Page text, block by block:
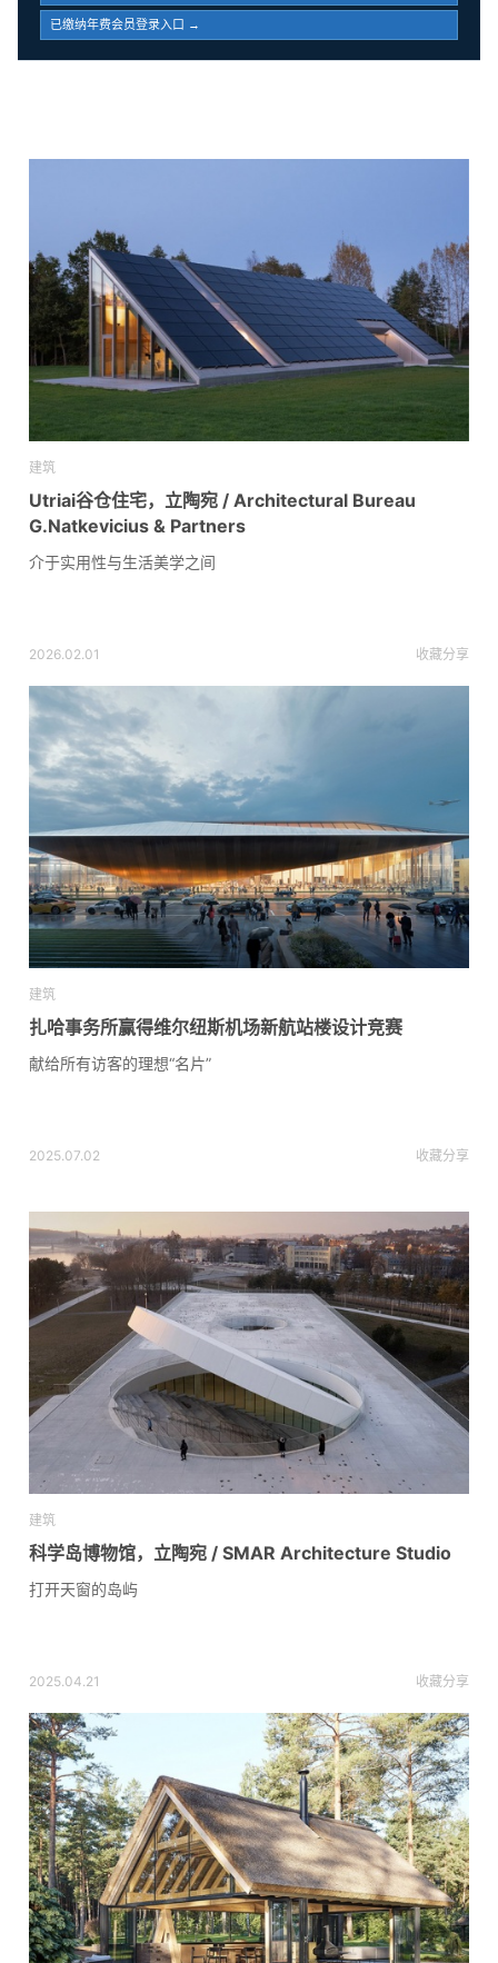
已缴纳年费会员登录入口 →
建筑
Utriai谷仓住宅，立陶宛 / Architectural Bureau
G.Natkevicius & Partners
介于实用性与生活美学之间
2026.02.01 收藏分享
建筑
扎哈事务所赢得维尔纽斯机场新航站楼设计竞赛
献给所有访客的理想“名片”
2025.07.02 收藏分享
建筑
科学岛博物馆，立陶宛 / SMAR Architecture Studio
打开天窗的岛屿
2025.04.21 收藏分享